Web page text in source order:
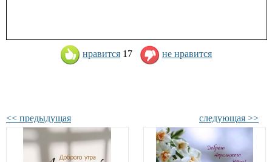
нравится 17 не нравится
<< предыдущая следующая >>